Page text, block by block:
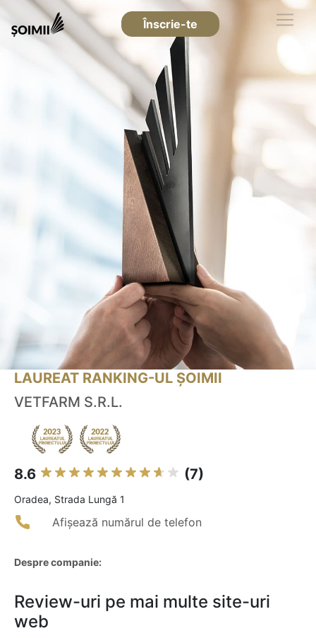
Înscrie-te
LAUREAT RANKING-UL ȘOIMII
VETFARM S.R.L.
8.6 (7)
Oradea, Strada Lungă 1
Afișează numărul de telefon
Despre companie:
Review-uri pe mai multe site-uri
web